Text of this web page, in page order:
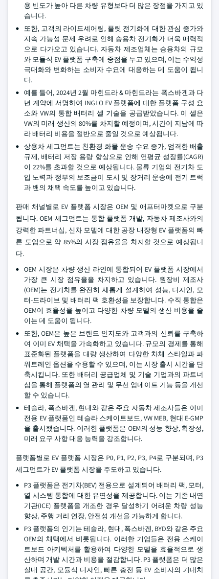
용 빈도가 높아 다른 차량 유형보다 더 많은 장점을 가지고 있
습니다.
또한, 고객의 라이드셰어링, 플릿 전기화에 대한 관심 증가와
지속 가능성 문제 우려로 인해 승용차 전기화가 더욱 매력적
으로 다가오고 있습니다. 자동차 제조업체는 승용차의 규모
와 모듈식 EV 플랫폼 구축에 중점을 두고 있으며, 이는 수익성
극대화와 변화하는 소비자 수요에 대응하는 데 도움이 됩니
다.
예를 들어, 2024년 2월 마힌드라 & 마힌드라는 폭스바겐과 다
년 계약에 서명하여 INGLO EV 플랫폼에 대한 플랫폼 구성 요
소와 VW의 통합 배터리 셀 기술을 공급받았습니다. 이 셀은
VW의 미래 생산의 80%를 차지할 예정이며, 시간이 지남에 따
라 배터리 비용을 절반으로 줄일 것으로 예상됩니다.
상용차 세그먼트는 친환경 화물 운송 수요 증가, 엄격한 배출
규제, 배터리 저장 용량 향상으로 인해 연평균 성장률(CAGR)
이 22%를 초과할 것으로 예상됩니다. 물류 기업의 전기차 도
입 노력과 정부의 보조금이 도시 및 장거리 운송에 전기 트럭
과 밴의 채택 속도를 높이고 있습니다.
판매 채널별로 EV 플랫폼 시장은 OEM 및 애프터마켓으로 구분
됩니다. OEM 세그먼트는 통합 플랫폼 개발, 자동차 제조사와의
강력한 파트너십, 신차 모델에 대한 공장 내장형 EV 플랫폼의 빠
른 도입으로 약 85%의 시장 점유율을 차지할 것으로 예상됩니
다.
OEM 시장은 차량 생산 라인에 통합되어 EV 플랫폼 시장에서
가장 큰 시장 점유율을 차지하고 있습니다. 원장비 제조사
(OEM)는 전기차를 완전히 새롭게 설계하여 성능, 디자인, 모
터-드라이브 및 배터리 팩 호환성을 보장합니다. 수직 통합은
OEM이 효율성을 높이고 다양한 차량 모델의 생산 비용을 줄
이는 데 도움이 됩니다.
또한, OEM은 높은 브랜드 인지도와 고객과의 신뢰를 구축하
여 이미 EV 채택을 가속화하고 있습니다. 규모의 경제를 통해
표준화된 플랫폼을 대량 생산하여 다양한 차체 스타일과 파
워트레인 옵션을 수용할 수 있으며, 이는 시장 출시 시간을 단
축시킵니다. 또한 배터리 공급업체 및 기술 기업과의 파트너
십을 통해 플랫폼의 열 관리 및 무선 업데이트 기능 등을 개선
할 수 있습니다.
테슬라, 폭스바겐, 현대와 같은 주요 자동차 제조사들은 이미
전용 EV 플랫폼인 테슬라 스케이트보드, VW MEB, 현대 E-GMP
을 출시했습니다. 이러한 플랫폼은 OEM의 성능 향상, 확장성,
미래 요구 사항 대응 능력을 강조합니다.
플랫폼별로 EV 플랫폼 시장은 P0, P1, P2, P3, P4로 구분되며, P3
세그먼트가 EV 플랫폼 시장을 주도하고 있습니다.
P3 플랫폼은 전기차(BEV) 전용으로 설계되어 배터리 팩, 모터,
열 시스템 통합에 대한 유연성을 제공합니다. 이는 기존 내연
기관(ICE) 플랫폼을 개조한 경우 달성하기 어려운 차량 성능
향상, 주행 거리 연장, 안전성 개선을 가능하게 합니다.
P3 플랫폼의 인기는 테슬라, 현대, 폭스바겐, BYD와 같은 주요
OEM의 채택에서 비롯됩니다. 이러한 기업들은 전용 스케이
트보드 아키텍처를 활용하여 다양한 모델을 효율적으로 생
산하며 개발 시간과 비용을 절감합니다. P3 플랫폼은 더 많은
실내 공간, 모듈식 디자인, 빠른 충전 등 EV 소비자의 기대치